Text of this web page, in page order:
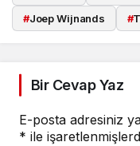
#Joep Wijnands #
Bir Cevap Yaz
E-posta adresiniz
* ile